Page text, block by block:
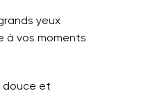
yeux
à vos moments
douce et